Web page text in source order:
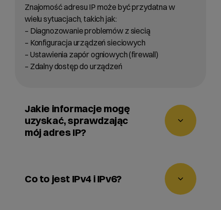
Znajomość adresu IP może być przydatna w
wielu sytuacjach, takich jak:
– Diagnozowanie problemów z siecią
– Konfiguracja urządzeń sieciowych
– Ustawienia zapór ogniowych (firewall)
– Zdalny dostęp do urządzeń
Jakie informacje mogę
uzyskać, sprawdzając
mój adres IP?
– Lokalizacja geograficzna powiązana z
Co to jest IPv4 i IPv6?